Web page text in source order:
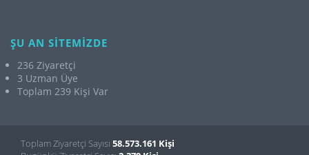
ŞU AN SİTEMİZDE
236 Ziyaretçi
3 Uzman Üye
Toplam 239 Kişi Var
Toplam Ziyaretçi Sayısı 58.573.161 Kişi